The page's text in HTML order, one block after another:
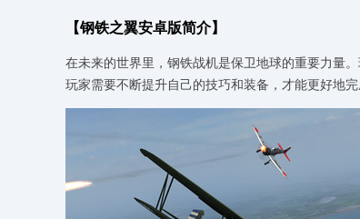
【钢铁之翼安卓版简介】
在未来的世界里，钢铁战机是保卫地球的重要力量
玩家需要不断提升自己的技巧和装备，才能更好地完